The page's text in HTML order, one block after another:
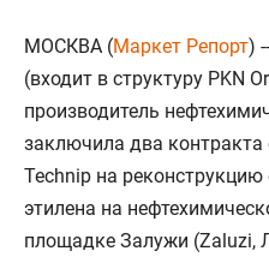
МОСКВА (Маркет Репорт)
(входит в структуру PKN
производитель
заключила два
Technip на реконструкцию
этилена на
площадке Залужи (Zaluzi,